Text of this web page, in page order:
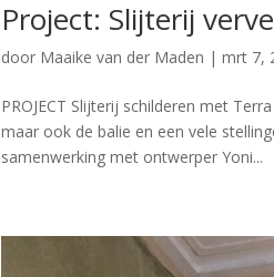
Project: Slijterij
door Maaike van der Maden |mrt 7,
PROJECT Slijterij schilderen met
maar ook de balie en een vele
samenwerking met ontwerper Yoni...